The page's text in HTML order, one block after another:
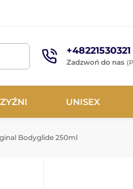
+48221530321
Zadzwoń do nas
UNISEX
Bodyglide 250ml